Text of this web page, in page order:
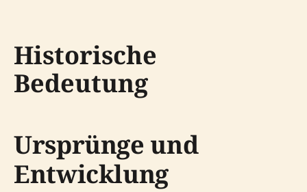
Historische
Bedeutung
Ursprünge und
Entwicklung